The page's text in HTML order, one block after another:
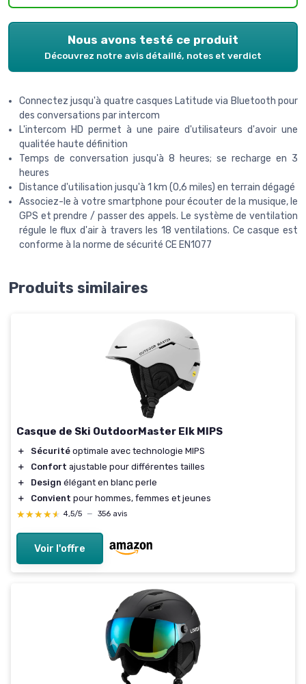
Nous avons testé ce produit
Découvrez notre avis détaillé, notes et verdict
Connectez jusqu'à quatre casques Latitude via Bluetooth pour
des conversations par intercom
L'intercom HD permet à une paire d'utilisateurs d'avoir une
qualitée haute définition
Temps de conversation jusqu'à 8 heures; se recharge en 3
heures
Distance d'utilisation jusqu'à 1 km (0,6 miles) en terrain dégagé
Associez-le à votre smartphone pour écouter de la musique, le
GPS et prendre / passer des appels. Le système de ventilation
régule le flux d'air à travers les 18 ventilations. Ce casque est
conforme à la norme de sécurité CE EN1077
Produits similaires
Casque de Ski OutdoorMaster Elk MIPS
＋ Sécurité optimale avec technologie MIPS
＋
Confort ajustable pour différentes tailles
＋
Design élégant en blanc perle
＋
Convient pour hommes, femmes et jeunes
★★★★★
★★★★★ 4,5/5 — 356 avis
Voir l'offre